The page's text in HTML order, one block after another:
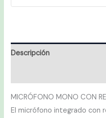
Descripción
MICRÓFONO MONO CON
El micrófono integrado con